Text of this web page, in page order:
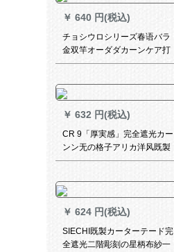
コントーザーの贩売手
￥ 640 円(税込)
チョシウロシリーズ春语バラ
金双竿オーダダカーンケア打
孔オーダダお问い合わせくだ
￥ 632 円(税込)
CR 9「厚実感」完全遮光カー
ンン无の格子アリカ洋风既製
カーテーテン寝室リビン暖米
（无料フーク加工）は何メテ
ルで何枚か撮りますか？
￥ 624 円(税込)
SIECHI既製カーターテード完
全遮光二階彫刻の星柄布紗一